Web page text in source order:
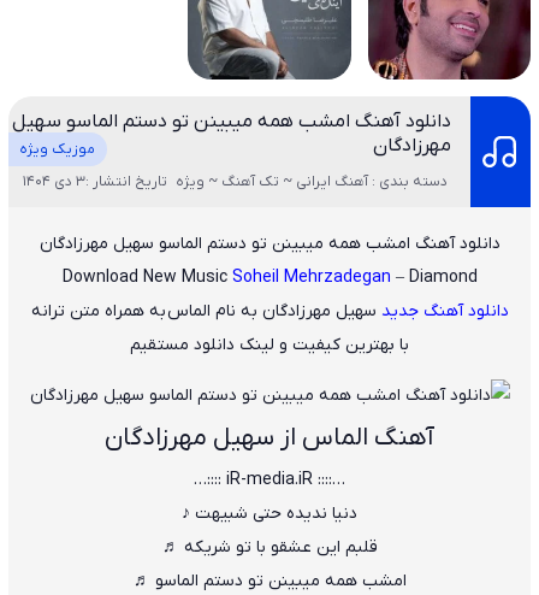
دانلود آهنگ امشب همه میبینن تو دستم الماسو سهیل
مهرزادگان
موزیک ویژه
دسته بندی : آهنگ ایرانی ~ تک آهنگ ~ ویژه تاریخ انتشار :3 دی 1404
دانلود آهنگ امشب همه میبینن تو دستم الماسو سهیل مهرزادگان
Download New MusicSoheil Mehrzadegan – Diamond
دانلود آهنگ جدید سهیل مهرزادگان به نام الماسبه همراه متن ترانه
با بهترین کیفیت و لینک دانلود مستقیم
آهنگ الماس از سهیل مهرزادگان
…:::: iR-media.iR ::::…
دنیا ندیده حتی شبیهت ♪
قلبم این عشقو با تو شریکه ♬
امشب همه میبینن تو دستم الماسو ♬